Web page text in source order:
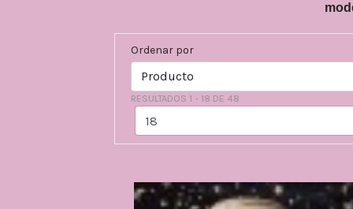
Ordenar por
RESULTADOS 1 - 18 DE 48